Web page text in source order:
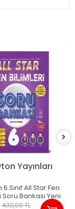
Yayınları
All Star Fen
Bankası Yeni
430,00 TL